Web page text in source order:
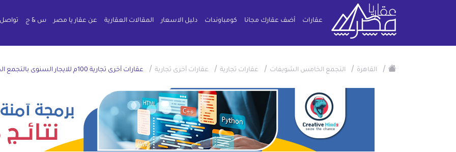
عقارات أضف عقارك مجانا كومباوندات دليل الاسعار المقالات العقارية عن عقار يا مصر س & ج
/ القاهرة / التجمع الخامس الشويفات / عقارات تجارية / عقارات أخرى تجارية / عقارات أخرى تجارية 100م للايجار السنوى بالتجمع الخامس الشويفات القاهرة